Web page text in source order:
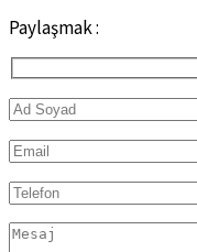
Paylaşmak :